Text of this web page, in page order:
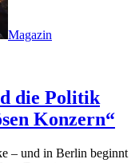
Magazin
die Politik
Konzern“
– und in Berlin beginnt